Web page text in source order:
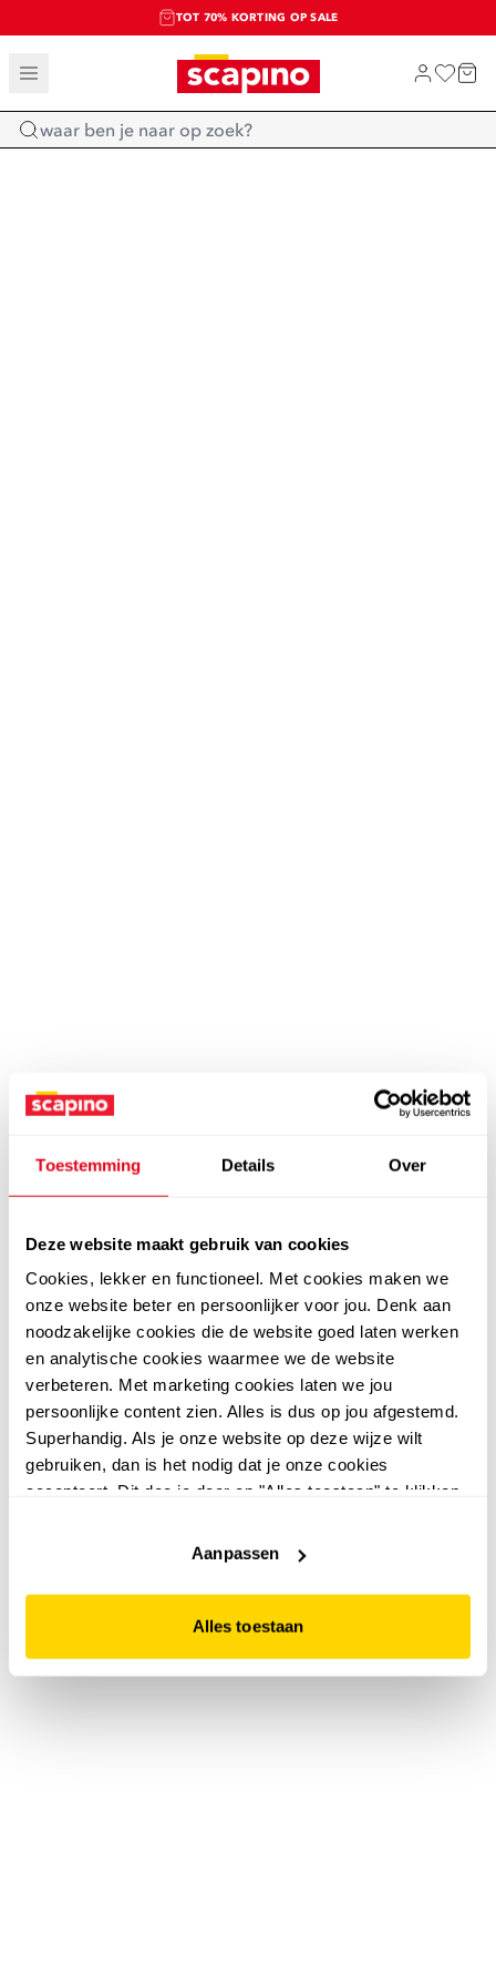
Toestemming Details Over
Deze website maakt gebruik van cookies
Cookies, lekker en functioneel. Met cookies maken we
onze website beter en persoonlijker voor jou. Denk aan
noodzakelijke cookies die de website goed laten werken
en analytische cookies waarmee we de website
verbeteren. Met marketing cookies laten we jou
persoonlijke content zien. Alles is dus op jou afgestemd.
Superhandig. Als je onze website op deze wijze wilt
gebruiken, dan is het nodig dat je onze cookies
accepteert. Dit doe je door op "Alles toestaan" te klikken.
website niet optimaal functioneert.
Aanpassen
Alles toestaan
TOT 70% KORTING OP SALE
SALE: LAATSTE KANS!
SHOP NIEUW
Home